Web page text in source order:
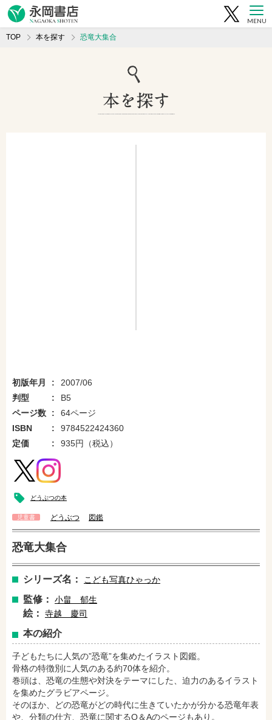
MENU
TOP 本を探す 恐竜大集合
初版年月
2007/06
判型
B5
ページ数
64ページ
ISBN
9784522424360
定価
935円（税込）
どうぶつの本
児童書 どうぶつ 図鑑
恐竜大集合
シリーズ名： こども写真ひゃっか
監修： 小畠 郁生
絵： 寺越 慶司
本の紹介
子どもたちに人気の”恐竜”を集めたイラスト図鑑。
骨格の特徴別に人気のある約70体を紹介。
巻頭は、恐竜の生態や対決をテーマにした、迫力のあるイラスト
を集めたグラビアページ。
そのほか、どの恐竜がどの時代に生きていたかが分かる恐竜年表
や、分類の仕方、恐竜に関するQ＆Aのページもあり。
amazonで購入
セブンネットショッピングで購入
hontoで購入